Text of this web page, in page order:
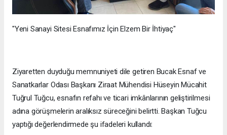
"Yeni Sanayi Sitesi Esnafımız İçin Elzem Bir İhtiyaç"
Ziyaretten duyduğu memnuniyeti dile getiren Bucak Esnaf ve
Sanatkarlar Odası Başkanı Ziraat Mühendisi Hüseyin Mücahit
Tuğrul Tuğcu, esnafın refahı ve ticari imkânlarının geliştirilmesi
adına görüşmelerin aralıksız süreceğini belirtti. Başkan Tuğcu
yaptığı değerlendirmede şu ifadeleri kullandı: